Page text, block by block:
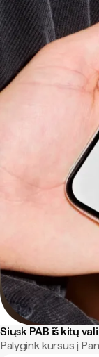
Siųsk PAB iš kitų
Palygink kursus į